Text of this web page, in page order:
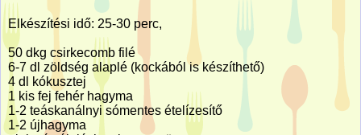
Elkészítési idő: 25-30 perc,
50 dkg csirkecomb filé
6-7 dl zöldség alaplé (kockából is készíthető)
4 dl kókusztej
1 kis fej fehér hagyma
1-2 teáskanálnyi sómentes ételízesítő
1-2 újhagyma